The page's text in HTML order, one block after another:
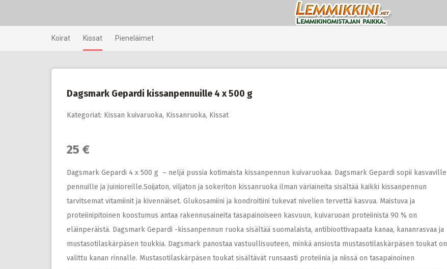
Koirat Kissat Pieneläimet
Dagsmark Gepardi kissanpennuille 4 x 500 g
Kategoriat: Kissan kuivaruoka, Kissanruoka, Kissat
25 €
Dagsmark Gepardi 4 x 500 g – neljä pussia kotimaista kissanpennun kuivaruokaa. Dagsmark Gepardi sopii kasvaville
pennuille ja juinioreille.Soijaton, viljaton ja sokeriton kissanruoka ilman väriaineita sisältää kaikki kissanpennun
tarvitsemat vitamiinit ja kivennäiset. Glukosamiini ja kondroitiini tukevat nivelien tervettä kasvua. Maistuva ja
proteiinipitoinen koostumus antaa rakennusaineita tasapainoiseen kasvuun, kuivaruoan proteiinista 90 % on
eläinperäistä. Dagsmark Gepardi -kissanpennun ruoka sisältää suomalaista, antibioottivapaata kanaa, kananrasvaa ja
mustasotilaskärpäsen toukkia. Dagsmark panostaa vastuullisuuteen, minkä ansiosta mustasotilaskärpäsen toukat on
valittu kanan rinnalle. Mustasotilaskärpäsen toukat sisältävät runsaasti proteiinia ja niissä on tasapainoinen